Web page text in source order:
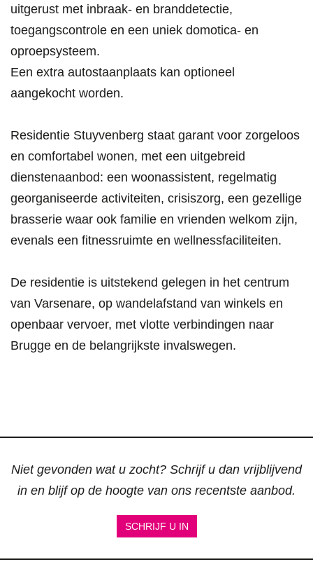
uitgerust met inbraak- en branddetectie,
toegangscontrole en een uniek domotica- en
oproepsysteem.
Een extra autostaanplaats kan optioneel
aangekocht worden.
Residentie Stuyvenberg staat garant voor zorgeloos
en comfortabel wonen, met een uitgebreid
dienstenaanbod: een woonassistent, regelmatig
georganiseerde activiteiten, crisiszorg, een gezellige
brasserie waar ook familie en vrienden welkom zijn,
evenals een fitnessruimte en wellnessfaciliteiten.
De residentie is uitstekend gelegen in het centrum
van Varsenare, op wandelafstand van winkels en
openbaar vervoer, met vlotte verbindingen naar
Brugge en de belangrijkste invalswegen.
Niet gevonden wat u zocht? Schrijf u dan vrijblijvend
in en blijf op de hoogte van ons recentste aanbod.
SCHRIJF U IN